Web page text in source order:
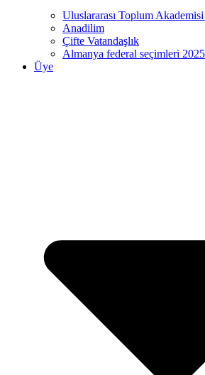
Uluslararası Toplum
Anadilim
Çifte Vatandaşlık
Almanya federal seçimleri 2025
Üye